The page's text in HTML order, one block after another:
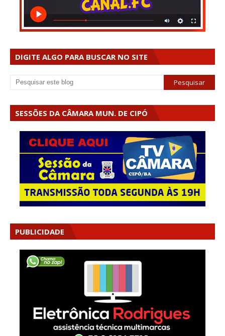
DIGITE ALGO PARA BUSCAR NO SITE
SESSÕES DA CÂMARA MUN. DE CIPÓ
PUBLICIDADE